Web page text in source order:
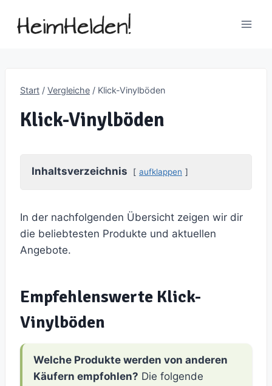
Inhalt
Start / Vergleiche / Klick-Vinylböden
Klick-Vinylböden
Inhaltsverzeichnis aufklappen
In der nachfolgenden Übersicht zeigen wir dir
die beliebtesten Produkte und aktuellen
Angebote.
Empfehlenswerte Klick-
Vinylböden
Welche Produkte werden von anderen
Käufern empfohlen? Die folgende